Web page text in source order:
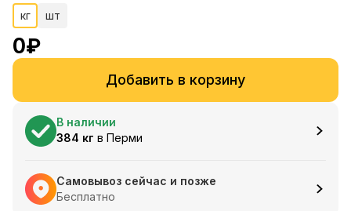
кг шт
0₽
Добавить в корзину
В наличии
384 кг в Перми
Самовывоз сейчас и позже
Бесплатно